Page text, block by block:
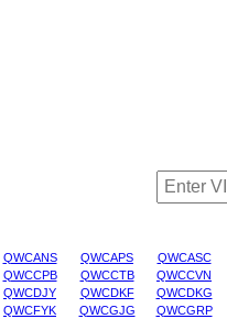
QWCANS QWCAPS QWCASC
QWCCPB QWCCTB QWCCVN
QWCDJY QWCDKF QWCDKG
QWCFYK QWCGJG QWCGRP